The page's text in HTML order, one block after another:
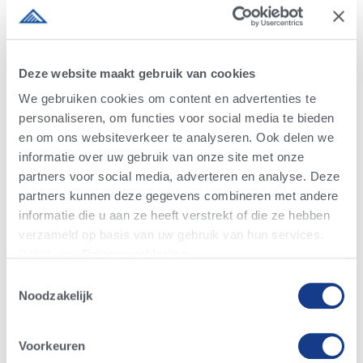
Deze website maakt gebruik van cookies
We gebruiken cookies om content en advertenties te
personaliseren, om functies voor social media te bieden
en om ons websiteverkeer te analyseren. Ook delen we
informatie over uw gebruik van onze site met onze
partners voor social media, adverteren en analyse. Deze
partners kunnen deze gegevens combineren met andere
informatie die u aan ze heeft verstrekt of die ze hebben
verzameld op basis van uw gebruik van hun services.
Noodzakelijk
Voorkeuren
PEAK Genetics in samenwerking met CDCB
(Council on Dairy Cattle Breeding). De REI is niet
officiële indexen uit de sector. De REI is een
nieuwe tool die wordt gebruikt door Alta en voor u
als melkveehouder ter beschikking komt. De REI is
waardevol voor ieder melkveebedrijf.
Waarin verschilt de REI van de Holstein USA
Fertility Index?
van hun Fertility Index (FI) uitgebracht, die verschilt
van de REI. Zowel de REI als de FI van Holstein
USA hebben vergelijkbare doelen voor ogen met
betrekking tot verbeterde vrouwelijke